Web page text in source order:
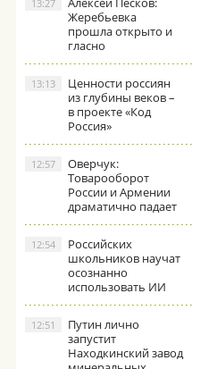
Жеребьевка
прошла открыто и
гласно
13:27
Ценности россиян
из глубины веков –
в проекте «Код
Россия»
13:13
Оверчук:
Товарооборот
России и Армении
драматично падает
12:57
Российских
школьников научат
осознанно
использовать ИИ
12:54
Путин лично
запустит
Находкинский завод
12:51